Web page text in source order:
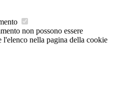
non possono essere
nella pagina della cookie